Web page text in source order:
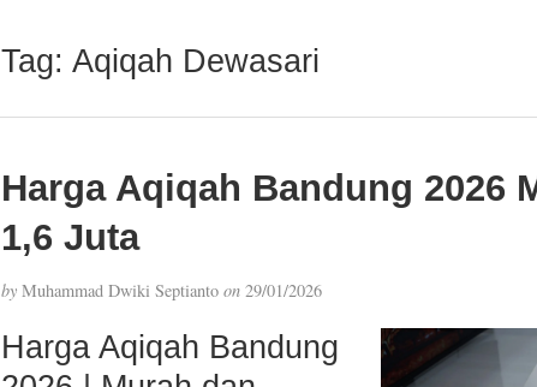
Tag: Aqiqah Dewasari
Harga Aqiqah Bandung 2026
1,6 Juta
byMuhammad Dwiki Septianto on29/01/2026
Harga Aqiqah Bandung